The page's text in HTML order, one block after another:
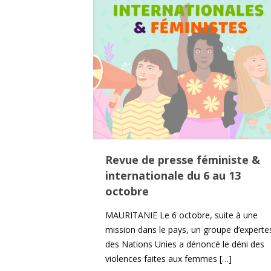
Revue de presse féministe &
internationale du 6 au 13
octobre
MAURITANIE Le 6 octobre, suite à une
mission dans le pays, un groupe
des Nations Unies a dénoncé le déni des
violences faites aux femmes […]